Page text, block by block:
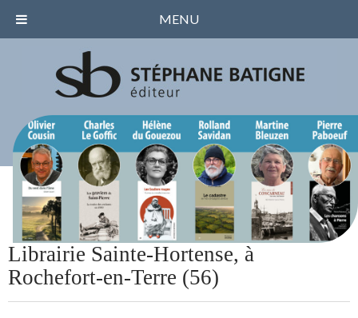
Librairie Sainte-Hortense, à
Rochefort-en-Terre (56)
MENU